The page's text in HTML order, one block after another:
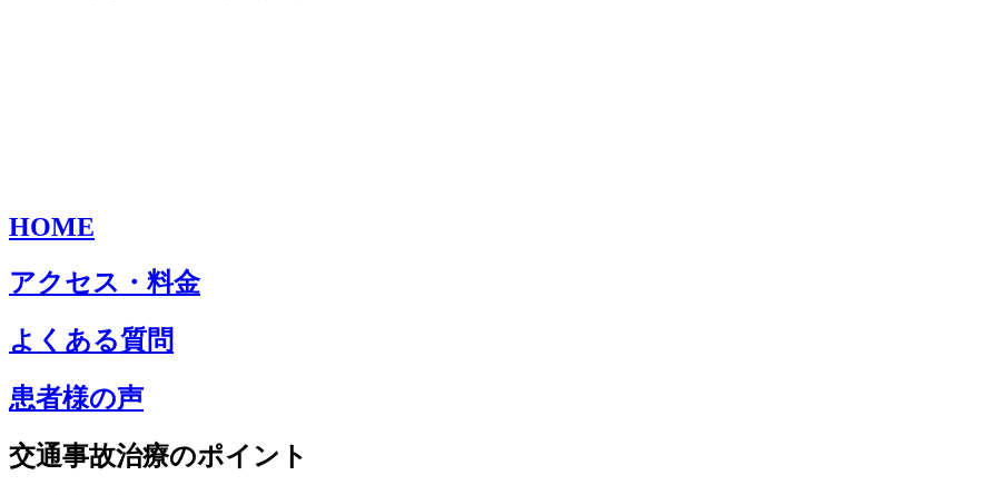
HOME
アクセス・料金
よくある質問
患者様の声
交通事故治療のポイント